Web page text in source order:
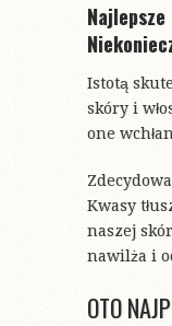
Istotą
skóry i
one
Kwasy
naszej
nawilża i
OTO